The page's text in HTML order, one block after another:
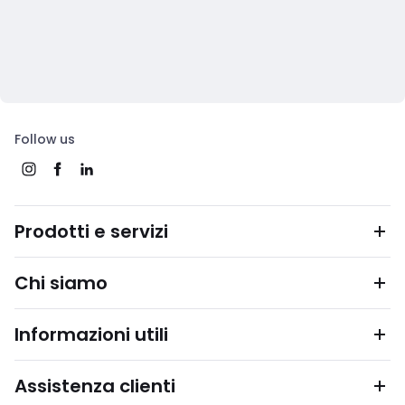
Follow us
Prodotti e servizi
Chi siamo
Informazioni utili
Assistenza clienti